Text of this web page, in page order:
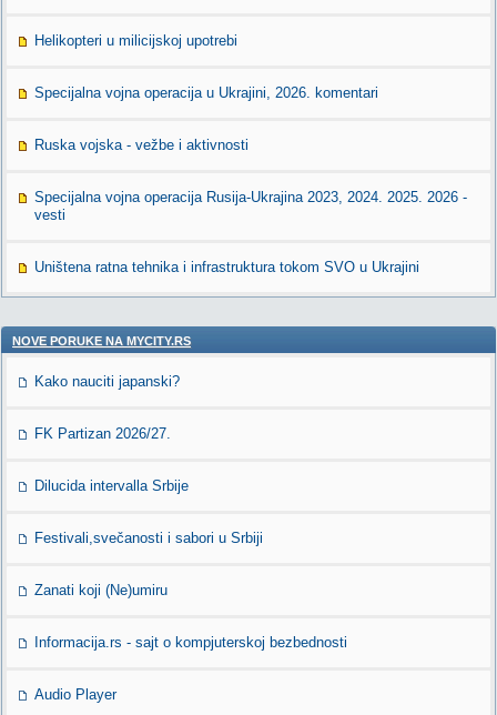
Helikopteri u milicijskoj upotrebi
Specijalna vojna operacija u Ukrajini, 2026. komentari
Ruska vojska - vežbe i aktivnosti
Specijalna vojna operacija Rusija-Ukrajina 2023, 2024. 2025. 2026 -
vesti
Uništena ratna tehnika i infrastruktura tokom SVO u Ukrajini
NOVE PORUKE NA MYCITY.RS
Kako nauciti japanski?
FK Partizan 2026/27.
Dilucida intervalla Srbije
Festivali,svečanosti i sabori u Srbiji
Zanati koji (Ne)umiru
Informacija.rs - sajt o kompjuterskoj bezbednosti
Audio Player